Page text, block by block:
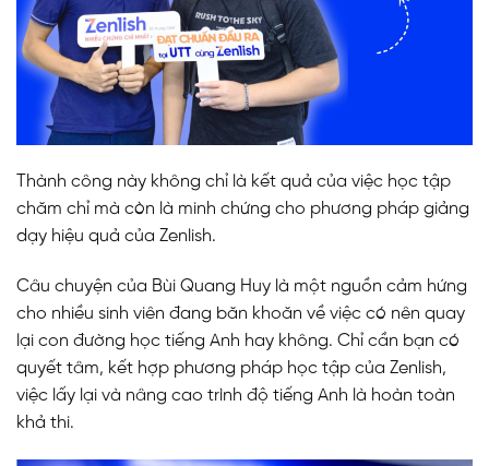
Thành công này không chỉ là kết quả của việc học tập
chăm chỉ mà còn là minh chứng cho phương pháp giảng
dạy hiệu quả của Zenlish.
Câu chuyện của Bùi Quang Huy là một nguồn cảm hứng
cho nhiều sinh viên đang băn khoăn về việc có nên quay
lại con đường học tiếng Anh hay không. Chỉ cần bạn có
quyết tâm, kết hợp phương pháp học tập của Zenlish,
việc lấy lại và nâng cao trình độ tiếng Anh là hoàn toàn
khả thi.